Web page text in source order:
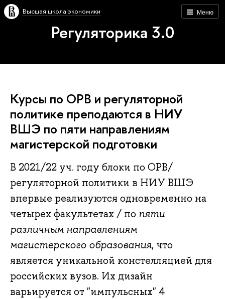
Меню
Высшая школа экономики
Регуляторика 3.0
Курсы по ОРВ и регуляторной
политике преподаются в НИУ
ВШЭ по пяти направлениям
магистерской подготовки
В 2021/22 уч. году блоки по ОРВ/
регуляторной политики в НИУ ВШЭ
впервые реализуются одновременно на
четырех факультетах / по пяти
различным направлениям
магистерского образования, что
является уникальной констелляцией для
российских вузов. Их дизайн
варьируется от "импульсных" 4